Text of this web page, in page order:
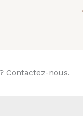
Contactez-nous.